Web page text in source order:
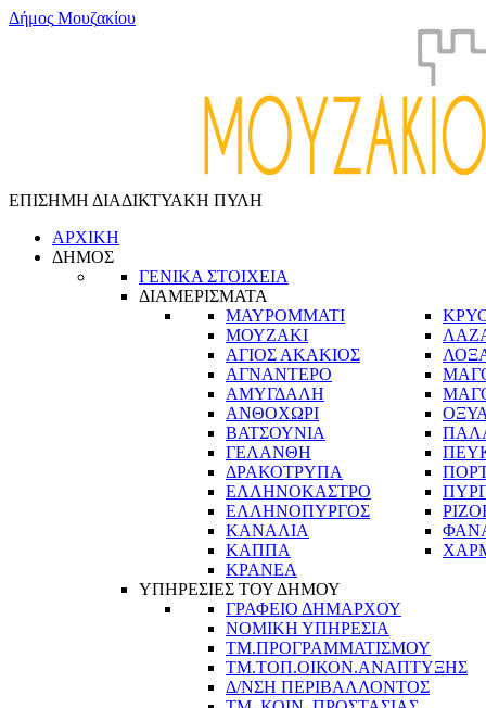
Δήμος Μουζακίου
ΕΠΙΣΗΜΗ ΔΙΑΔΙΚΤΥΑΚΗ ΠΥΛΗ
ΑΡΧΙΚΗ
ΔΗΜΟΣ
ΓΕΝΙΚΑ ΣΤΟΙΧΕΙΑ
ΔΙΑΜΕΡΙΣΜΑΤΑ
ΜΑΥΡΟΜΜΑΤΙ
ΜΟΥΖΑΚΙ
ΑΓΙΟΣ ΑΚΑΚΙΟΣ
ΑΓΝΑΝΤΕΡΟ
ΑΜΥΓΔΑΛΗ
ΑΝΘΟΧΩΡΙ
ΒΑΤΣΟΥΝΙΑ
ΓΕΛΑΝΘΗ
ΔΡΑΚΟΤΡΥΠΑ
ΕΛΛΗΝΟΚΑΣΤΡΟ
ΕΛΛΗΝΟΠΥΡΓΟΣ
ΚΑΝΑΛΙΑ
ΚΑΠΠΑ
ΚΡΑΝΕΑ
ΥΠΗΡΕΣΙΕΣ ΤΟΥ ΔΗΜΟΥ
ΓΡΑΦΕΙΟ ΔΗΜΑΡΧΟΥ
ΝΟΜΙΚΗ ΥΠΗΡΕΣΙΑ
ΤΜ.ΠΡΟΓΡΑΜΜΑΤΙΣΜΟΥ
ΤΜ.ΤΟΠ.ΟΙΚΟΝ.ΑΝΑΠΤΥΞΗΣ
Δ/ΝΣΗ ΠΕΡΙΒΑΛΛΟΝΤΟΣ